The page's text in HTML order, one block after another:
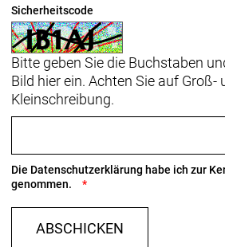
Sicherheitscode
Bitte geben Sie die Buchstaben
Bild hier ein. Achten Sie auf Groß-
Kleinschreibung.
Die Datenschutzerklärung habe ich zur
genommen.
ABSCHICKEN